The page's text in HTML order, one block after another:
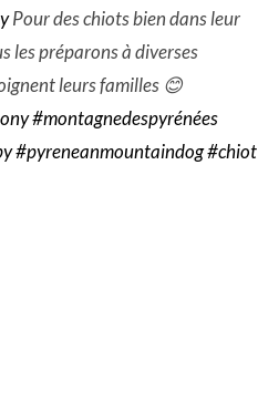
Pour des chiots bien dans leur
les préparons à diverses
leurs familles 😊
#montagnedespyrénées
#pyreneanmountaindog#chiot